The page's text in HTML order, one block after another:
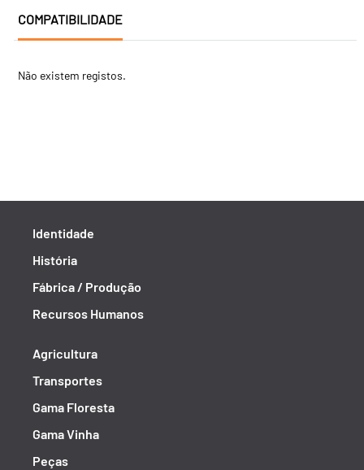
COMPATIBILIDADE
Não existem registos.
Identidade
História
Fábrica / Produção
Recursos Humanos
Agricultura
Transportes
Gama Floresta
Gama Vinha
Peças